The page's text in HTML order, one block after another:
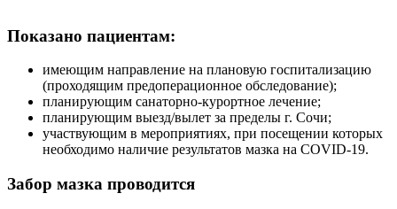
Показано пациентам:
имеющим направление на плановую госпитализацию
(проходящим предоперационное обследование);
планирующим санаторно-курортное лечение;
планирующим выезд/вылет за пределы г. Сочи;
участвующим в мероприятиях, при посещении которых
необходимо наличие результатов мазка на СОVID-19.
Забор мазка проводится